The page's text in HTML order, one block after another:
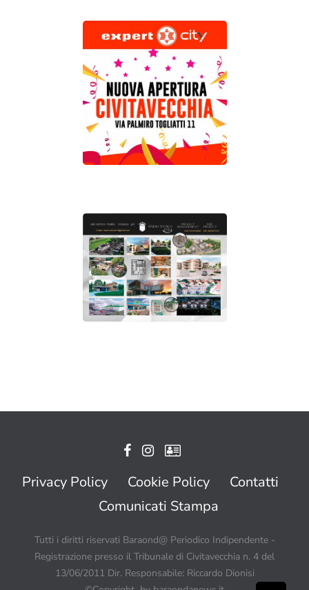
Privacy Policy Cookie Policy
Contatti
Comunicati Stampa
Tutti i diritti riservati Baraond@ Periodico Indipendente -
Registrazione presso il Tribunale di Civitavecchia n. 4 del
13/06/2011 Dir. Responsabile: Riccardo Dionisi